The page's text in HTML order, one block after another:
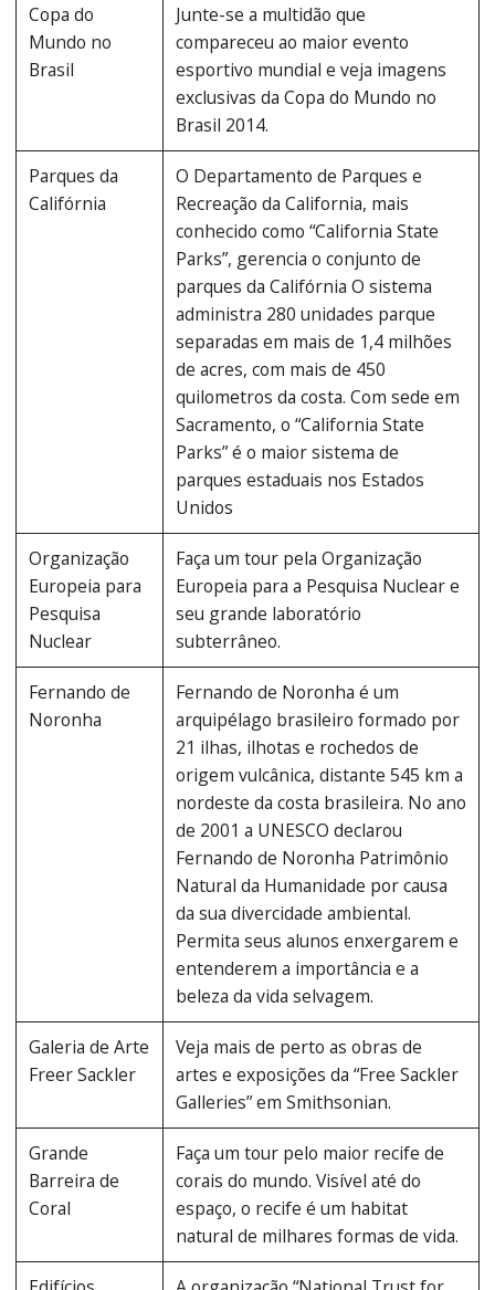
Copa do
Mundo no
Brasil
Junte-se a multidão que
compareceu ao maior evento
esportivo mundial e veja imagens
exclusivas da Copa do Mundo no
Brasil 2014.
Parques da
Califórnia
O Departamento de Parques e
Recreação da California, mais
conhecido como “California State
Parks”, gerencia o conjunto de
parques da Califórnia O sistema
administra 280 unidades parque
separadas em mais de 1,4 milhões
de acres, com mais de 450
quilometros da costa. Com sede em
Sacramento, o “California State
Parks” é o maior sistema de
parques estaduais nos Estados
Unidos
Organização
Europeia para
Pesquisa
Nuclear
Faça um tour pela Organização
Europeia para a Pesquisa Nuclear e
seu grande laboratório
subterrâneo.
Fernando de
Noronha
Fernando de Noronha é um
arquipélago brasileiro formado por
21 ilhas, ilhotas e rochedos de
origem vulcânica, distante 545 km a
nordeste da costa brasileira. No ano
de 2001 a UNESCO declarou
Fernando de Noronha Patrimônio
Natural da Humanidade por causa
da sua divercidade ambiental.
Permita seus alunos enxergarem e
entenderem a importância e a
beleza da vida selvagem.
Galeria de Arte
Freer Sackler
Veja mais de perto as obras de
artes e exposições da “Free Sackler
Galleries” em Smithsonian.
Grande
Barreira de
Coral
Faça um tour pelo maior recife de
corais do mundo. Visível até do
espaço, o recife é um habitat
natural de milhares formas de vida.